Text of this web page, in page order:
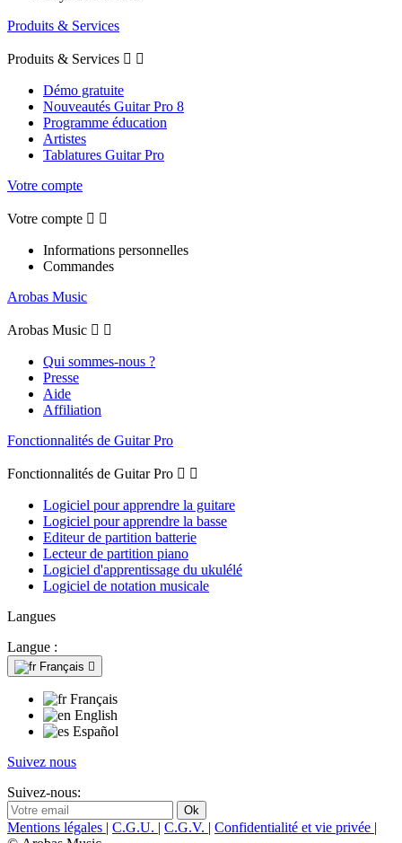
Produits & Services
Produits & Services  
Démo gratuite
Nouveautés Guitar Pro 8
Programme éducation
Artistes
Tablatures Guitar Pro
Votre compte
Votre compte  
Informations personnelles
Commandes
Arobas Music
Arobas Music  
Qui sommes-nous ?
Presse
Aide
Affiliation
Fonctionnalités de Guitar Pro
Fonctionnalités de Guitar Pro  
Logiciel pour apprendre la guitare
Logiciel pour apprendre la basse
Editeur de partition batterie
Lecteur de partition piano
Logiciel d'apprentissage du ukulélé
Logiciel de notation musicale
Langues
Langue :
Français 
Français
English
Español
Suivez nous
Suivez-nous:
Mentions légales | C.G.U. | C.G.V. | Confidentialité et vie privée |